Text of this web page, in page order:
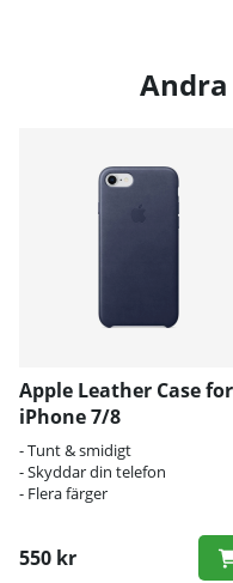
Apple Leather Case for
iPhone 7/8
- Tunt & smidigt
- Skyddar din telefon
- Flera färger
550 kr